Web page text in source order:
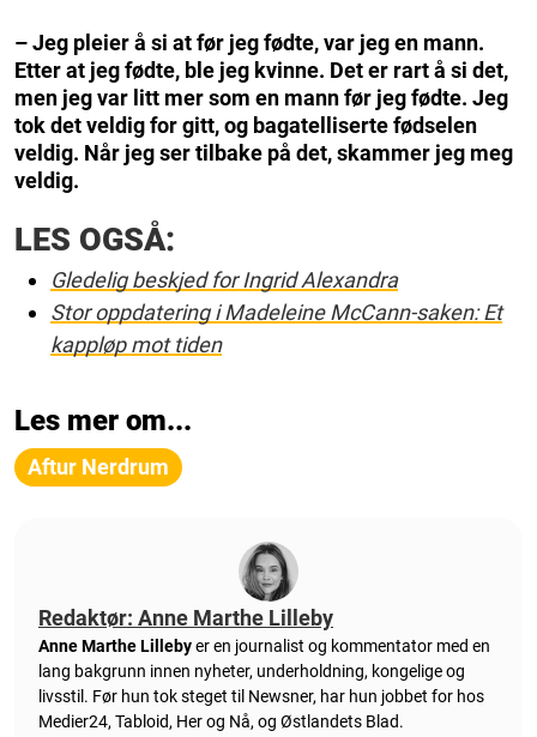
– Jeg pleier å si at før jeg fødte, var jeg en mann.
Etter at jeg fødte, ble jeg kvinne. Det er rart å si det,
men jeg var litt mer som en mann før jeg fødte. Jeg
tok det veldig for gitt, og bagatelliserte fødselen
veldig. Når jeg ser tilbake på det, skammer jeg meg
veldig.
LES OGSÅ:
Gledelig beskjed for Ingrid Alexandra
Stor oppdatering i Madeleine McCann-saken: Et
kappløp mot tiden
Les mer om...
Aftur Nerdrum
Redaktør: Anne Marthe Lilleby
Anne Marthe Lillebyer en journalist og kommentator med en
lang bakgrunn innen nyheter, underholdning, kongelige og
livsstil. Før hun tok steget til Newsner, har hun jobbet for hos
Medier24, Tabloid, Her og Nå, og Østlandets Blad.